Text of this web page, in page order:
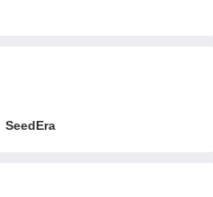
SeedEra